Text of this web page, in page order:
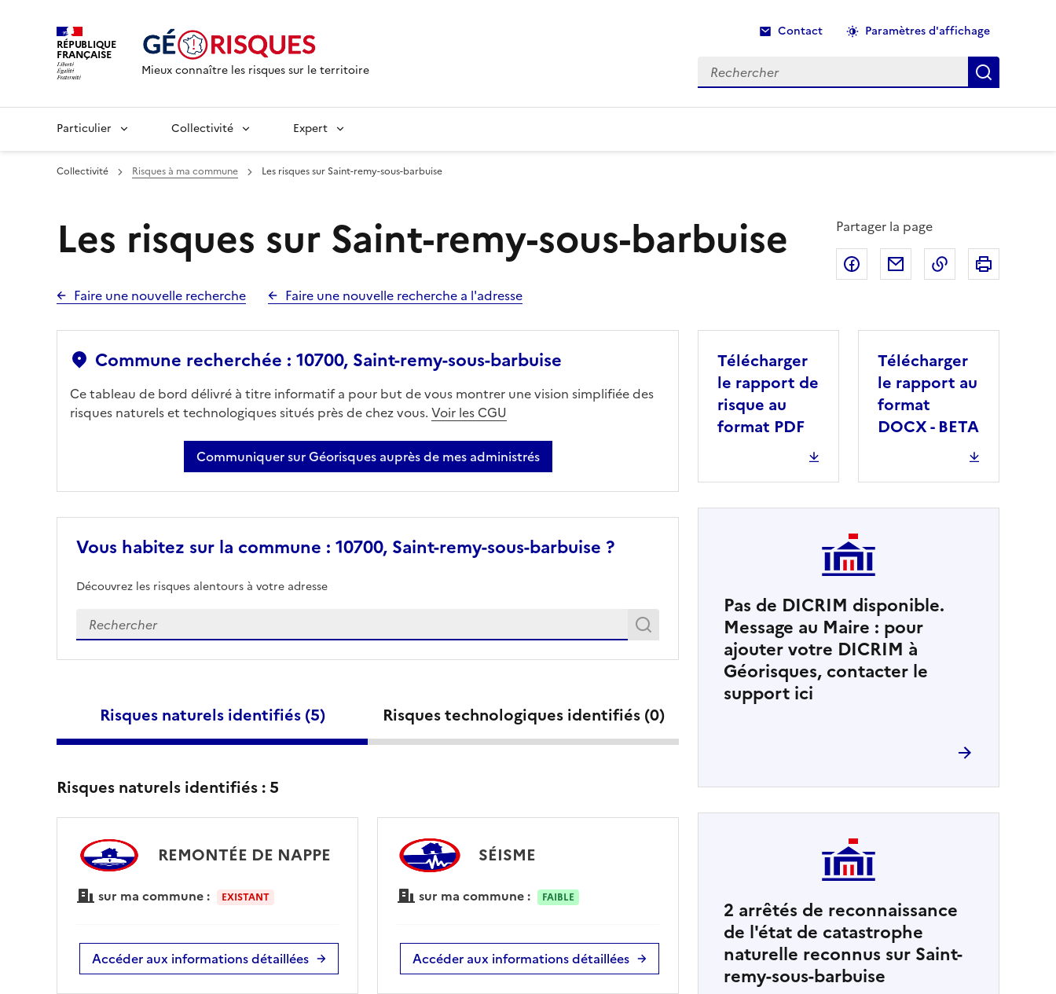
RÉPUBLIQUE
FRANÇAISE
Mieux connaître les risques sur le territoire
Contact Paramètres d'affichage
Rechercher Recherche
Particulier Collectivité Expert
Collectivité Risques à ma commune Les risques sur Saint-remy-sous-barbuise
Les risques sur Saint-remy-sous-barbuise
Faire une nouvelle recherche Faire une nouvelle recherche a l'adresse
Partager la page
Partager sur Facebook
Partager par email
Copier dans le
Commune recherchée : 10700, Saint-remy-sous-barbuise
Ce tableau de bord délivré à titre informatif a pour but de vous montrer une vision simplifiée des
risques naturels et technologiques situés près de chez vous. Voir les CGU
Communiquer sur Géorisques auprès de mes administrés
Vous habitez sur la commune : 10700, Saint-remy-sous-barbuise ?
Découvrez les risques alentours à votre adresse
Veuillez renseigner votre adresse exacte Rechercher
Recherche
Risques naturels identifiés (5) Risques technologiques identifiés (0)
Risques naturels identifiés :5
REMONTÉE DE NAPPE
sur ma commune : EXISTANT
Accéder aux informations détaillées
SÉISME
sur ma commune : FAIBLE
Accéder aux informations détaillées
Télécharger
le rapport de
risque au
format PDF
Télécharger
le rapport au
format
DOCX - BETA
Pas de DICRIM disponible.
Message au Maire : pour
ajouter votre DICRIM à
Géorisques, contacter le
support ici
2 arrêtés de reconnaissance
de l'état de catastrophe
naturelle reconnus sur Saint-
remy-sous-barbuise